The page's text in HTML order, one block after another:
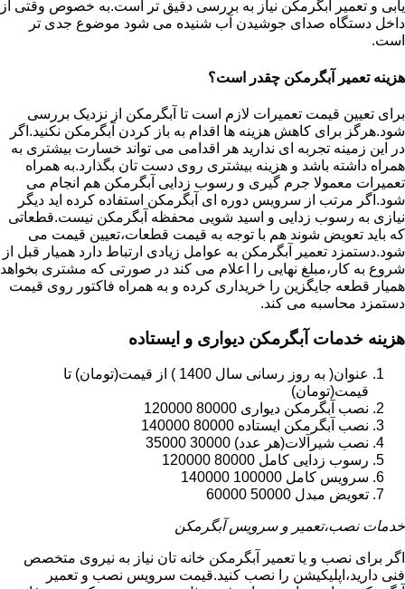
یابی و تعمیر آبگرمکن نیاز به بررسی دقیق تر است.به خصوص وقتی از
داخل دستگاه صدای جوشیدن آب شنیده می شود موضوع جدی تر
است.
هزینه تعمیر آبگرمکن چقدر است؟
برای تعیین قیمت تعمیرات لازم است تا آبگرمکن از نزدیک بررسی
شود.هرگز برای کاهش هزینه ها اقدام به باز کردن آبگرمکن نکنید.اگر
در این زمینه تجربه ای ندارید هر اقدامی می تواند خسارت بیشتری به
همراه داشته باشد و هزینه بیشتری روی دست تان بگذارد.به همراه
تعمیرات معمولا جرم گیری و رسوب زدایی آبگرمکن هم انجام می
شود.اگر مرتب از سرویس دوره ای آبگرمکن استفاده کرده اید دیگر
نیازی به رسوب زدایی و اسید شویی محفظه آبگرمکن نیست.قطعاتی
که باید تعویض شوند هم با توجه به قیمت قطعات،تعیین قیمت می
شود.دستمزد تعمیر آبگرمکن به عوامل زیادی ارتباط دارد همیار قبل از
شروع به کار،مبلغ نهایی را اعلام می کند در صورتی که مشتری بخواهد
همیار قطعه جایگزین را خریداری کرده و به همراه فاکتور روی قیمت
دستمزد محاسبه می کند.
هزینه خدمات آبگرمکن دیواری و ایستاده
عنوان( به روز رسانی سال 1400 ) از قیمت(تومان) تا
قیمت(تومان)
نصب آبگرمکن دیواری 80000 120000
نصب آبگرمکن ایستاده 80000 140000
نصب شیرآلات(هر عدد) 30000 35000
رسوب زدایی کامل 80000 120000
سرویس کامل 100000 140000
تعویض مبدل 50000 60000
خدمات نصب،تعمیر و سرویس آبگرمکن
اگر برای نصب و یا تعمیر آبگرمکن خانه تان نیاز به نیروی متخصص
فنی دارید،اپلیکیشن را نصب کنید.قیمت سرویس نصب و تعمیر